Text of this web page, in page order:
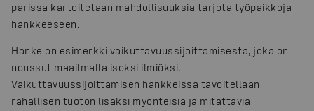
parissa kartoitetaan mahdollisuuksia tarjota työpaikkoja
hankkeeseen.
Hanke on esimerkki vaikuttavuussijoittamisesta, joka on
noussut maailmalla isoksi ilmiöksi.
Vaikuttavuussijoittamisen hankkeissa tavoitellaan
rahallisen tuoton lisäksi myönteisiä ja mitattavia